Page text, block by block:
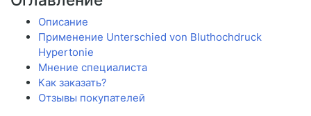
Описание
Применение Unterschied von Bluthochdruck
Hypertonie
Мнение специалиста
Как заказать?
Отзывы покупателей